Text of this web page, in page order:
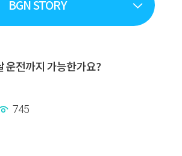
BGN STORY
운전까지 가능한가요?
745